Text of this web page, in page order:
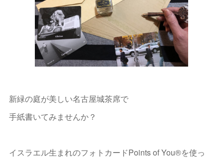
新緑の庭が美しい名古屋城茶席で
手紙書いてみませんか？
イスラエル生まれのフォトカードPoints of You®を使っ